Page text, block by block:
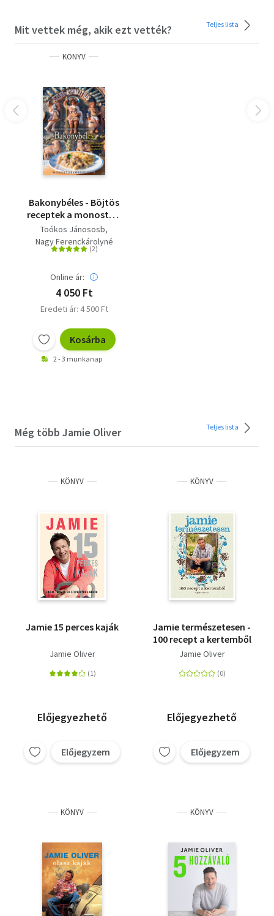
Mit vettek még, akik ezt vették? Teljes lista
KÖNYV
Bakonybéles - Böjtös
receptek a monostori
konyháról -
Monostorkosságok 2.
Toókos Jánososb
Nagy Ferenckárolyné
Online ár:
4 050 Ft
Eredeti ár: 4 500 Ft
Kosárba
2 - 3 munkanap
Még több Jamie Oliver Teljes lista
KÖNYV
Jamie 15 perces kaják
Jamie Oliver
Előjegyezhető
Előjegyzem
KÖNYV
Jamie természetesen -
100 recept a kertemből
Jamie Oliver
Előjegyezhető
Előjegyzem
KÖNYV KÖNYV